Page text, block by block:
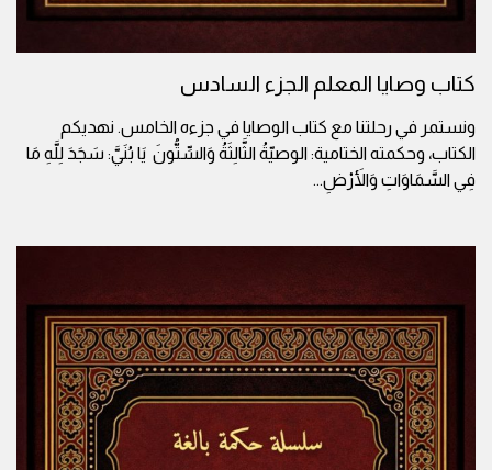
كتاب وصايا المعلم الجزء السادس
ونستمر في رحلتنا مع كتاب الوصايا في جزءه الخامس. نهديكم
الكتاب، وحكمته الختامية: الوصيّةُ الثَّالِثَةُ وَالسِّتُّونَ يَا بُنَيَّ: سَجَدَ لِلَّهِ مَا
فِي السَّمَاوَاتِ وَالأَرْضِ...